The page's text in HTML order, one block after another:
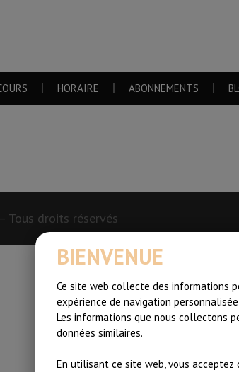
HORAIRE ABONNEMENTS
Tous droits réservés
BIENVENUE
Ce site web collecte des informations
expérience de navigation
Les informations que nous collectons
données similaires.
En utilisant ce site web, vous